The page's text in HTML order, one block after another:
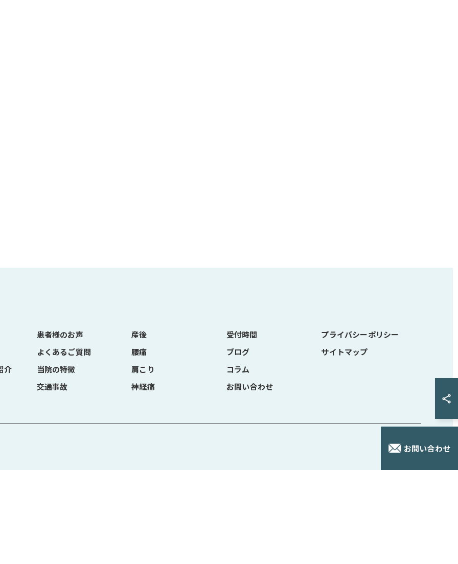
お問い合わせ
介
患者様のお声
よくあるご質問
当院の特徴
交通事故
産後
腰痛
肩こり
神経痛
受付時間
ブログ
コラム
お問い合わせ
プライバシーポリシー
サイトマップ